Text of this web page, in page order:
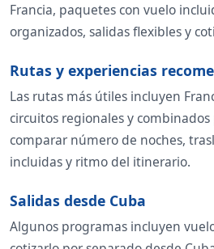
Francia, paquetes con vuelo
organizados, salidas flexibles y
Rutas y experiencias
Las rutas más útiles incluyen
circuitos regionales y
comparar número de noches,
incluidas y ritmo del itinerario.
Salidas desde Cuba
Algunos programas incluyen